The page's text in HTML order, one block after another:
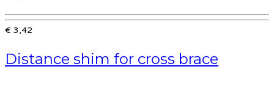
€ 3,42
Distance shim for cross brace